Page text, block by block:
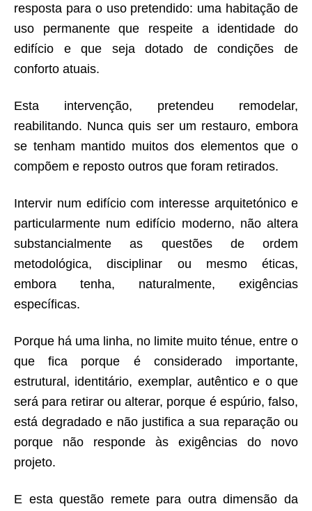
resposta para o uso pretendido: uma habitação de
uso permanente que respeite a identidade do
edifício e que seja dotado de condições de
conforto atuais.
Esta intervenção, pretendeu remodelar,
reabilitando. Nunca quis ser um restauro, embora
se tenham mantido muitos dos elementos que o
compõem e reposto outros que foram retirados.
Intervir num edifício com interesse arquitetónico e
particularmente num edifício moderno, não altera
substancialmente as questões de ordem
metodológica, disciplinar ou mesmo éticas,
embora tenha, naturalmente, exigências
específicas.
Porque há uma linha, no limite muito ténue, entre o
que fica porque é considerado importante,
estrutural, identitário, exemplar, autêntico e o que
será para retirar ou alterar, porque é espúrio, falso,
está degradado e não justifica a sua reparação ou
porque não responde às exigências do novo
projeto.
E esta questão remete para outra dimensão da